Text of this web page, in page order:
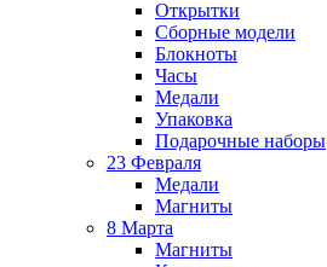
Открытки
Сборные модели
Блокноты
Часы
Медали
Упаковка
Подарочные наборы
23 Февраля
Медали
Магниты
8 Марта
Магниты